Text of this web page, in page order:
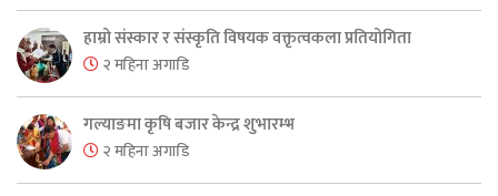
हाम्रो संस्कार र संस्कृति विषयक वक्तृत्वकला प्रतियोगिता
२ महिना अगाडि
गल्याङमा कृषि बजार केन्द्र शुभारम्भ
२ महिना अगाडि